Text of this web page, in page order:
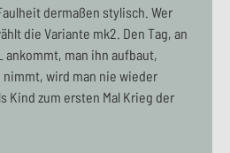
dermaßen stylisch. Wer
die Variante mk2. Den Tag, an
ankommt, man ihn aufbaut,
wird man nie wieder
Kind zum ersten Mal Krieg der